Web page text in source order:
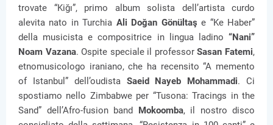
trovate “Kiğı”, primo album solista dell’artista curdo
alevita nato in Turchia Ali Doğan Gönültaşe “Ke Haber”
della musicista e compositrice in lingua ladino “Nani”
Noam Vazana. Ospite speciale il professorSasan Fatemi,
etnomusicologo iraniano, che ha recensito “A memento
of Istanbul” dell’oudista Saeid Nayeb Mohammadi. Ci
spostiamo nello Zimbabwe per “Tusona: Tracings in the
Sand” dell’Afro-fusion band
Mokoomba, il nostro disco